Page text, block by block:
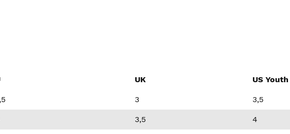
UK US Youth
3 3,5
3,5 4